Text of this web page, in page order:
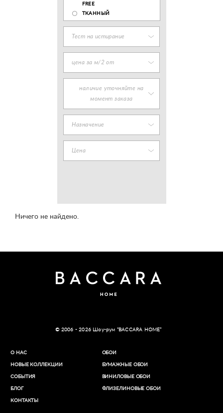
FREE
ТКАННЫЙ
Тест на истирание
цена за м/2 от
наличие уточняйте на
момент заказа
Назначение
Цена
Ничего не найдено.
© 2006 - 2026 Шоу-рум “BACCARA HOME”
О НАС
НОВЫЕ КОЛЛЕКЦИИ
СОБЫТИЯ
БЛОГ
КОНТАКТЫ
ОБОИ
БУМАЖНЫЕ ОБОИ
ВИНИЛОВЫЕ ОБОИ​
ФЛИЗЕЛИНОВЫЕ ОБОИ